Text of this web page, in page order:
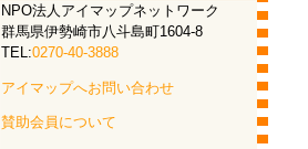
NPO法人アイマップネットワーク
群馬県伊勢崎市八斗島町1604-8
TEL:0270-40-3888
アイマップへお問い合わせ
賛助会員について